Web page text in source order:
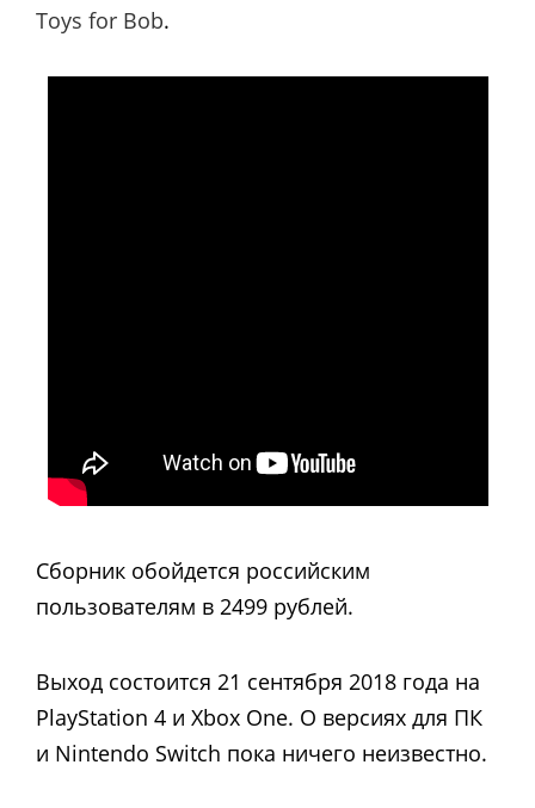
Toys for Bob.
Сборник обойдется российским
пользователям в 2499 рублей.
Выход состоится 21 сентября 2018 года на
PlayStation 4 и Xbox One. О версиях для ПК
и Nintendo Switch пока ничего неизвестно.